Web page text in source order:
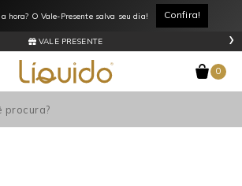
hora? O Vale-Presente salva seu dia! Confira!
VALE PRESENTE ›
0